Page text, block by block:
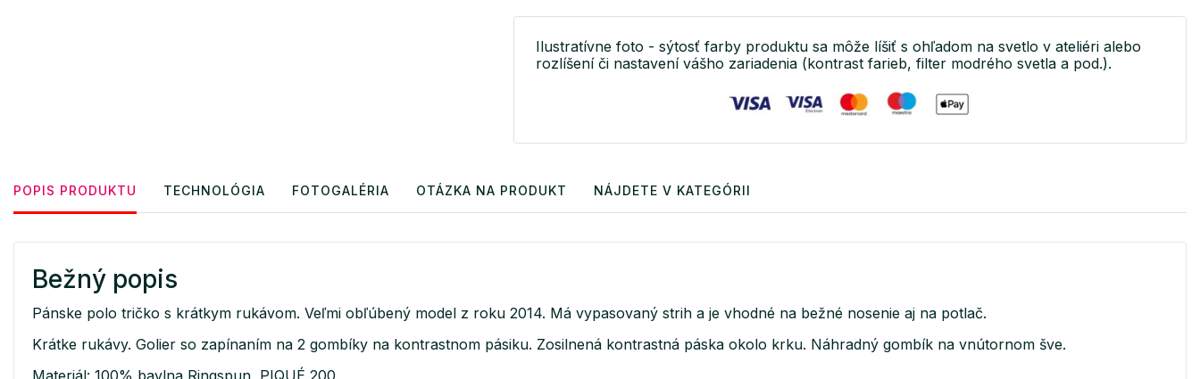
Ilustratívne foto - sýtosť farby produktu sa môže líšiť s ohľadom na svetlo v ateliéri alebo
rozlíšení či nastavení vášho zariadenia (kontrast farieb, filter modrého svetla a pod.).
POPIS PRODUKTU TECHNOLÓGIA FOTOGALÉRIA OTÁZKA NA PRODUKT NÁJDETE V KATEGÓRII
Bežný popis
Pánske polo tričko s krátkym rukávom. Veľmi obľúbený model z roku 2014. Má vypasovaný strih a je vhodné na bežné nosenie aj na potlač.
Krátke rukávy. Golier so zapínaním na 2 gombíky na kontrastnom pásiku. Zosilnená kontrastná páska okolo krku. Náhradný gombík na vnútornom šve.